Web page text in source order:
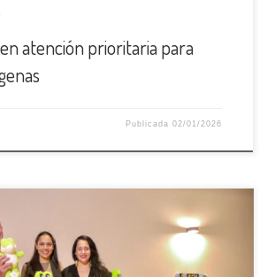
atención prioritaria para
Publicada02/01/2026
de juguetes “caravana mágica” del